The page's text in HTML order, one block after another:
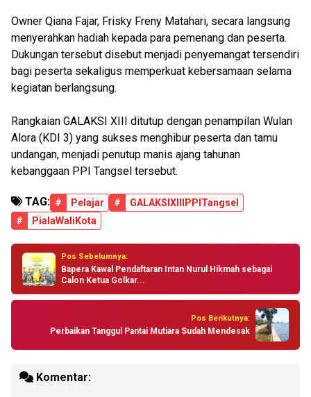
Owner Qiana Fajar, Frisky Freny Matahari, secara langsung
menyerahkan hadiah kepada para pemenang dan peserta.
Dukungan tersebut disebut menjadi penyemangat tersendiri
bagi peserta sekaligus memperkuat kebersamaan selama
kegiatan berlangsung.
Rangkaian GALAKSI XIII ditutup dengan penampilan Wulan
Alora (KDI 3) yang sukses menghibur peserta dan tamu
undangan, menjadi penutup manis ajang tahunan
kebanggaan PPI Tangsel tersebut.
TAG: # Pelajar #
GALAKSIXIIIPPITangsel
#
PialaWaliKota
Pos Sebelumnya:
Bapera Kawal Pendaftaran Intan Nurul Hikmah sebagai
Calon Ketua Golkar...
Pos Berikutnya:
Perbaikan Tanggul Pantai Mutiara Sudah Mendesak
Komentar: